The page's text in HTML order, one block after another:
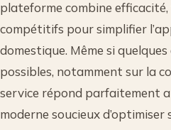
plateforme combine
compétitifs pour simplifier
domestique. Même si
possibles, notamment sur la
service répond parfaitement
moderne soucieux d’optimiser